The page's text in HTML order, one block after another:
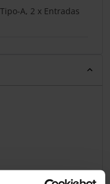
A, 2 x Entradas